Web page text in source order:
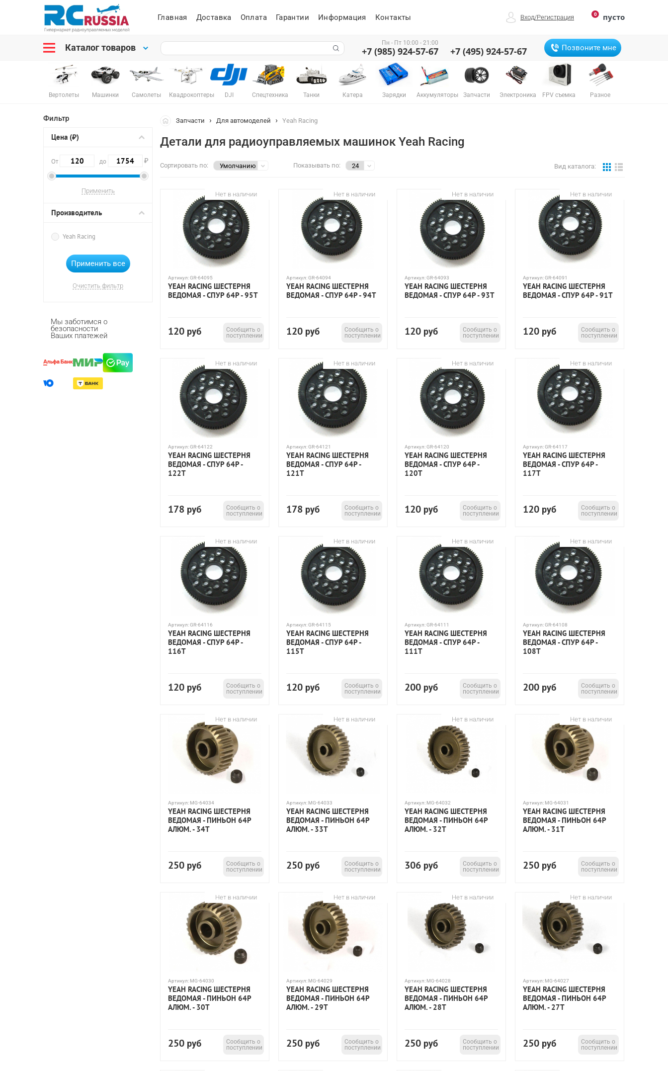
0 пусто
Вход/Регистрация
Главная Доставка Оплата Гарантии Информация Контакты
Каталог товаров Пн - Пт 10:00 - 21:00
+7 (985) 924-57-67 +7 (495) 924-57-67 Позвоните мне
Вертолеты Машинки Самолеты Квадрокоптеры DJI Спецтехника Танки Катера Зарядки Аккумуляторы Запчасти Электроника FPV съемка Разное
Фильтр
Цена (₽)
От до ₽
Производитель
Yeah Racing
Очистить фильтр
Мы заботимся о
безопасности
Ваших платежей
Запчасти Для автомоделей Yeah Racing
Детали для радиоуправляемых машинок Yeah Racing
Вид каталога:
Сортировать по: Показывать по:
Нет в наличии
Артикул:GR-64095
YEAH RACING ШЕСТЕРНЯ
ВЕДОМАЯ - СПУР 64P - 95T
120 руб
Сообщить о
поступлении
Нет в наличии
Артикул:GR-64094
YEAH RACING ШЕСТЕРНЯ
ВЕДОМАЯ - СПУР 64P - 94T
120 руб
Сообщить о
поступлении
Нет в наличии
Артикул:GR-64093
YEAH RACING ШЕСТЕРНЯ
ВЕДОМАЯ - СПУР 64P - 93T
120 руб
Сообщить о
поступлении
Нет в наличии
Артикул:GR-64091
YEAH RACING ШЕСТЕРНЯ
ВЕДОМАЯ - СПУР 64P - 91T
120 руб
Сообщить о
поступлении
Нет в наличии
Артикул:GR-64122
YEAH RACING ШЕСТЕРНЯ
ВЕДОМАЯ - СПУР 64P -
122T
178 руб
Сообщить о
поступлении
Нет в наличии
Артикул:GR-64121
YEAH RACING ШЕСТЕРНЯ
ВЕДОМАЯ - СПУР 64P -
121T
178 руб
Сообщить о
поступлении
Нет в наличии
Артикул:GR-64120
YEAH RACING ШЕСТЕРНЯ
ВЕДОМАЯ - СПУР 64P -
120T
120 руб
Сообщить о
поступлении
Нет в наличии
Артикул:GR-64117
YEAH RACING ШЕСТЕРНЯ
ВЕДОМАЯ - СПУР 64P -
117T
120 руб
Сообщить о
поступлении
Нет в наличии
Артикул:GR-64116
YEAH RACING ШЕСТЕРНЯ
ВЕДОМАЯ - СПУР 64P -
116T
120 руб
Сообщить о
поступлении
Нет в наличии
Артикул:GR-64115
YEAH RACING ШЕСТЕРНЯ
ВЕДОМАЯ - СПУР 64P -
115T
120 руб
Сообщить о
поступлении
Нет в наличии
Артикул:GR-64111
YEAH RACING ШЕСТЕРНЯ
ВЕДОМАЯ - СПУР 64P -
111T
200 руб
Сообщить о
поступлении
Нет в наличии
Артикул:GR-64108
YEAH RACING ШЕСТЕРНЯ
ВЕДОМАЯ - СПУР 64P -
108T
200 руб
Сообщить о
поступлении
Нет в наличии
Артикул: MG-64034
YEAH RACING ШЕСТЕРНЯ
ВЕДОМАЯ - ПИНЬОН 64P
АЛЮМ. - 34T
250 руб
Сообщить о
поступлении
Нет в наличии
Артикул: MG-64033
YEAH RACING ШЕСТЕРНЯ
ВЕДОМАЯ - ПИНЬОН 64P
АЛЮМ. - 33T
250 руб
Сообщить о
поступлении
Нет в наличии
Артикул: MG-64032
YEAH RACING ШЕСТЕРНЯ
ВЕДОМАЯ - ПИНЬОН 64P
АЛЮМ. - 32T
306 руб
Сообщить о
поступлении
Нет в наличии
Артикул: MG-64031
YEAH RACING ШЕСТЕРНЯ
ВЕДОМАЯ - ПИНЬОН 64P
АЛЮМ. - 31T
250 руб
Сообщить о
поступлении
Нет в наличии
Артикул: MG-64030
YEAH RACING ШЕСТЕРНЯ
ВЕДОМАЯ - ПИНЬОН 64P
АЛЮМ. - 30T
250 руб
Сообщить о
поступлении
Нет в наличии
Артикул: MG-64029
YEAH RACING ШЕСТЕРНЯ
ВЕДОМАЯ - ПИНЬОН 64P
АЛЮМ. - 29T
250 руб
Сообщить о
поступлении
Нет в наличии
Артикул: MG-64028
YEAH RACING ШЕСТЕРНЯ
ВЕДОМАЯ - ПИНЬОН 64P
АЛЮМ. - 28T
250 руб
Сообщить о
поступлении
Нет в наличии
Артикул: MG-64027
YEAH RACING ШЕСТЕРНЯ
ВЕДОМАЯ - ПИНЬОН 64P
АЛЮМ. - 27T
250 руб
Сообщить о
поступлении